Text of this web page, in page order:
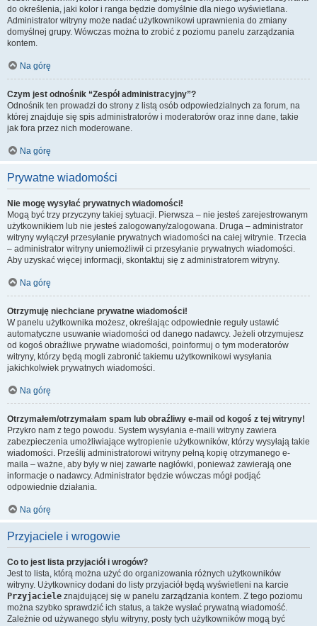
do określenia, jaki kolor i ranga będzie domyślnie dla niego wyświetlana.
Administrator witryny może nadać użytkownikowi uprawnienia do zmiany
domyślnej grupy. Wówczas można to zrobić z poziomu panelu zarządzania
kontem.
Na górę
Czym jest odnośnik “Zespół administracyjny”?
Odnośnik ten prowadzi do strony z listą osób odpowiedzialnych za forum, na
której znajduje się spis administratorów i moderatorów oraz inne dane, takie
jak fora przez nich moderowane.
Na górę
Prywatne wiadomości
Nie mogę wysyłać prywatnych wiadomości!
Mogą być trzy przyczyny takiej sytuacji. Pierwsza – nie jesteś zarejestrowanym
użytkownikiem lub nie jesteś zalogowany/zalogowana. Druga – administrator
witryny wyłączył przesyłanie prywatnych wiadomości na całej witrynie. Trzecia
– administrator witryny uniemożliwił ci przesyłanie prywatnych wiadomości.
Aby uzyskać więcej informacji, skontaktuj się z administratorem witryny.
Na górę
Otrzymuję niechciane prywatne wiadomości!
W panelu użytkownika możesz, określając odpowiednie reguły ustawić
automatyczne usuwanie wiadomości od danego nadawcy. Jeżeli otrzymujesz
od kogoś obraźliwe prywatne wiadomości, poinformuj o tym moderatorów
witryny, którzy będą mogli zabronić takiemu użytkownikowi wysyłania
jakichkolwiek prywatnych wiadomości.
Na górę
Otrzymałem/otrzymałam spam lub obraźliwy e-mail od kogoś z tej witryny!
Przykro nam z tego powodu. System wysyłania e-maili witryny zawiera
zabezpieczenia umożliwiające wytropienie użytkowników, którzy wysyłają takie
wiadomości. Prześlij administratorowi witryny pełną kopię otrzymanego e-
maila – ważne, aby były w niej zawarte nagłówki, ponieważ zawierają one
informacje o nadawcy. Administrator będzie wówczas mógł podjąć
odpowiednie działania.
Na górę
Przyjaciele i wrogowie
Co to jest lista przyjaciół i wrogów?
Jest to lista, którą można użyć do organizowania różnych użytkowników
witryny. Użytkownicy dodani do listy przyjaciół będą wyświetleni na karcie
Przyjaciele znajdującej się w panelu zarządzania kontem. Z tego poziomu
można szybko sprawdzić ich status, a także wysłać prywatną wiadomość.
Zależnie od używanego stylu witryny, posty tych użytkowników mogą być